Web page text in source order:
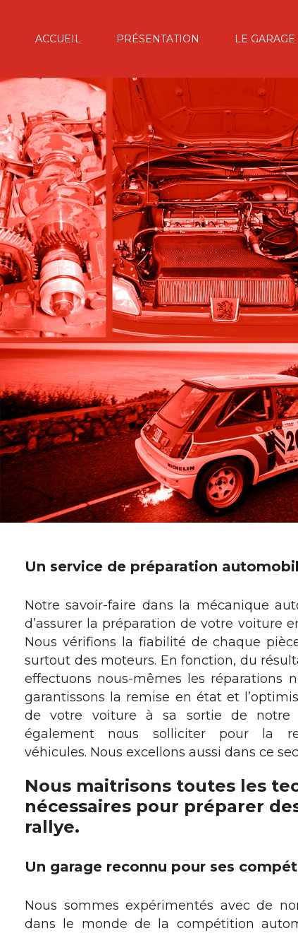
ACCUEIL PRÉSENTATION LE GARAGE
Un service de préparation
Notre savoir-faire dans la mécanique
d’assurer la préparation de votre voiture
Nous vérifions la fiabilité de chaque
surtout des moteurs. En fonction, du
effectuons nous-mêmes les réparations
garantissons la remise en état et
de votre voiture à sa sortie de notre
également nous solliciter pour la
véhicules. Nous excellons aussi dans ce
Nous maitrisons toutes les
nécessaires pour préparer
rallye.
Un garage reconnu pour ses
Nous sommes expérimentés avec de
dans le monde de la compétition